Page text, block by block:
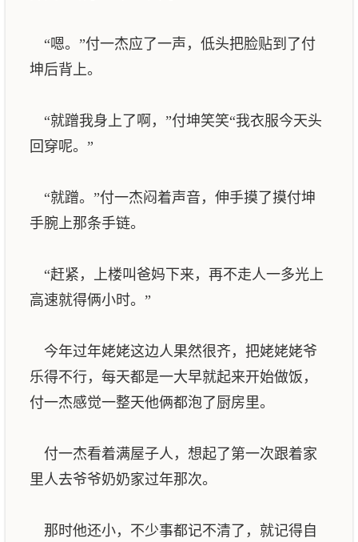
“嗯。”付一杰应了一声，低头把脸贴到了付
坤后背上。
“就蹭我身上了啊，”付坤笑笑“我衣服今天头
回穿呢。”
“就蹭。”付一杰闷着声音，伸手摸了摸付坤
手腕上那条手链。
“赶紧，上楼叫爸妈下来，再不走人一多光上
高速就得俩小时。”
今年过年姥姥这边人果然很齐，把姥姥姥爷
乐得不行，每天都是一大早就起来开始做饭，
付一杰感觉一整天他俩都泡了厨房里。
付一杰看着满屋子人，想起了第一次跟着家
里人去爷爷奶奶家过年那次。
那时他还小，不少事都记不清了，就记得自